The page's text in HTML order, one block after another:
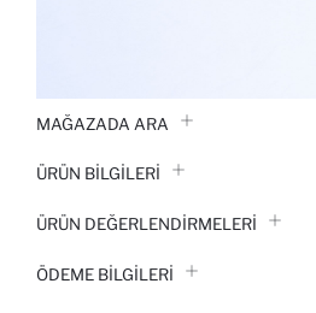
MAĞAZADA ARA
ÜRÜN BILGILERI
ÜRÜN DEĞERLENDİRMELERİ
ÖDEME BİLGİLERİ